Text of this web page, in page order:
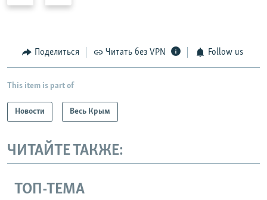
щ
и
й
л
а
и
й
с
а
й
Поделиться Читать без VPN Follow us
This item is part of
Новости Весь Крым
ЧИТАЙТЕ ТАКЖЕ:
ТОП-ТЕМА